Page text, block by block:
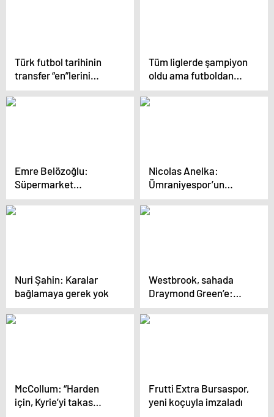
Türk futbol tarihinin
transfer “en”lerini
açıklandı
Tüm liglerde şampiyon
oldu ama futboldan
kopamıyor: İbrahim
Öztürk!
Emre Belözoğlu:
Süpermarket
çalışanına değil, banka
müdürüne güvendik
Nicolas Anelka:
Ümraniyespor’un
CEO’su olmak büyük bir
hedefti
Nuri Şahin: Karalar
bağlamaya gerek yok
Westbrook, sahada
Draymond Green’e:
“Daha şut
atamıyorsun!”
McCollum: “Harden
için, Kyrie’yi takas
Frutti Extra Bursaspor,
yeni koçuyla imzaladı